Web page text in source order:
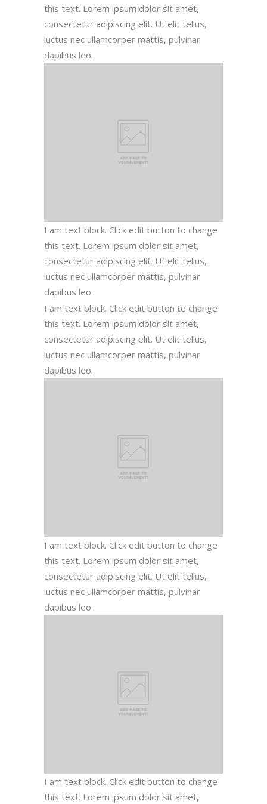
this text. Lorem ipsum dolor sit amet,
consectetur adipiscing elit. Ut elit tellus,
luctus nec ullamcorper mattis, pulvinar
dapibus leo.
I am text block. Click edit button to change
this text. Lorem ipsum dolor sit amet,
consectetur adipiscing elit. Ut elit tellus,
luctus nec ullamcorper mattis, pulvinar
dapibus leo.
I am text block. Click edit button to change
this text. Lorem ipsum dolor sit amet,
consectetur adipiscing elit. Ut elit tellus,
luctus nec ullamcorper mattis, pulvinar
dapibus leo.
I am text block. Click edit button to change
this text. Lorem ipsum dolor sit amet,
consectetur adipiscing elit. Ut elit tellus,
luctus nec ullamcorper mattis, pulvinar
dapibus leo.
I am text block. Click edit button to change
this text. Lorem ipsum dolor sit amet,